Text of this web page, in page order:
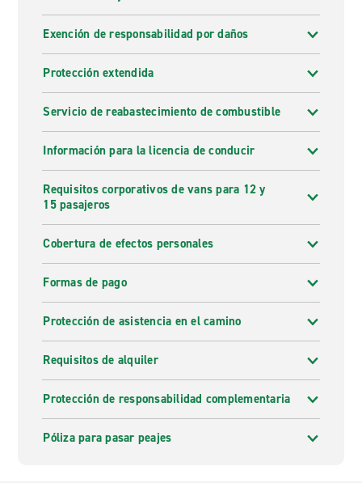
Exención de responsabilidad por daños
Protección extendida
Servicio de reabastecimiento de combustible
Información para la licencia de conducir
Requisitos corporativos de vans para 12 y
15 pasajeros
Cobertura de efectos personales
Formas de pago
Protección de asistencia en el camino
Requisitos de alquiler
Protección de responsabilidad complementaria
Póliza para pasar peajes